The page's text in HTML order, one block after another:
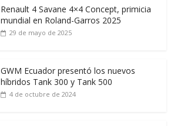
Renault 4 Savane 4×4 Concept, primicia
mundial en Roland-Garros 2025
29 de mayo de 2025
GWM Ecuador presentó los nuevos
híbridos Tank 300 y Tank 500
4 de octubre de 2024